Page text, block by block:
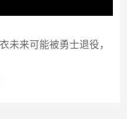
未来可能被勇士退役，